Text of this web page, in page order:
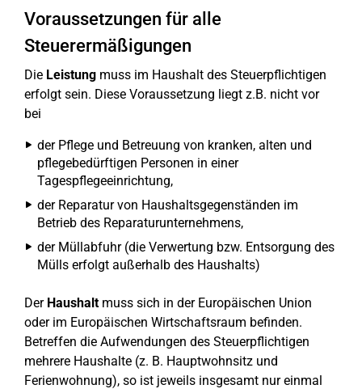
Voraussetzungen für alle
Steuerermäßigungen
Die Leistung muss im Haushalt des Steuerpflichtigen
erfolgt sein. Diese Voraussetzung liegt z.B. nicht vor
bei
der Pflege und Betreuung von kranken, alten und
pflegebedürftigen Personen in einer
Tagespflegeeinrichtung,
der Reparatur von Haushaltsgegenständen im
Betrieb des Reparaturunternehmens,
der Müllabfuhr (die Verwertung bzw. Entsorgung des
Mülls erfolgt außerhalb des Haushalts)
Der Haushaltmuss sich in der Europäischen Union
oder im Europäischen Wirtschaftsraum befinden.
Betreffen die Aufwendungen des Steuerpflichtigen
mehrere Haushalte (z. B. Hauptwohnsitz und
Ferienwohnung), so ist jeweils insgesamt nur einmal